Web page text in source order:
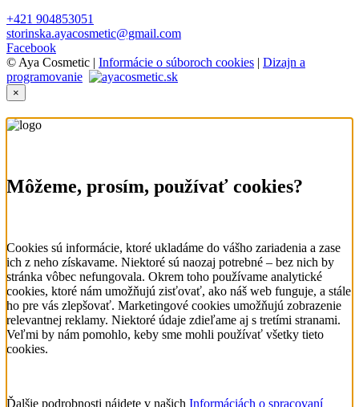
+421 904853051
storinska.ayacosmetic@gmail.com
Facebook
© Aya Cosmetic | Informácie o súboroch cookies | Dizajn a
programovanie
×
Môžeme, prosím, používať cookies?
Cookies sú informácie, ktoré ukladáme do vášho zariadenia a zase
ich z neho získavame. Niektoré sú naozaj potrebné – bez nich by
stránka vôbec nefungovala. Okrem toho používame analytické
cookies, ktoré nám umožňujú zisťovať, ako náš web funguje, a stále
ho pre vás zlepšovať. Marketingové cookies umožňujú zobrazenie
relevantnej reklamy. Niektoré údaje zdieľame aj s tretími stranami.
Veľmi by nám pomohlo, keby sme mohli používať všetky tieto
cookies.
Ďalšie podrobnosti nájdete v našich Informáciách o spracovaní